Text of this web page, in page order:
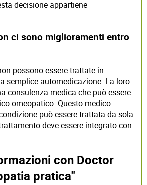
decisione appartiene
ci sono miglioramenti entro
possono essere trattate in
semplice automedicazione. La loro
consulenza medica che può essere
omeopatico. Questo medico
può essere trattata da sola
deve essere integrato con
con Doctor
pratica"